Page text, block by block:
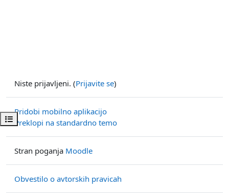
Odpri kazalo predmeta
Niste prijavljeni. (Prijavite se)
Pridobi mobilno aplikacijo
Preklopi na standardno temo
Stran poganja Moodle
Obvestilo o avtorskih pravicah